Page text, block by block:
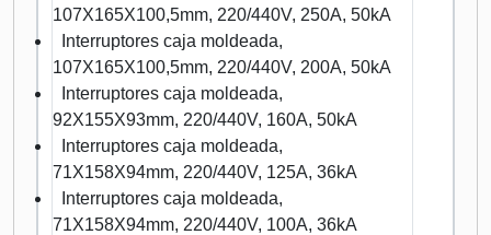
107X165X100,5mm, 220/440V, 250A, 50kA
Interruptores caja moldeada,
107X165X100,5mm, 220/440V, 200A, 50kA
Interruptores caja moldeada,
92X155X93mm, 220/440V, 160A, 50kA
Interruptores caja moldeada,
71X158X94mm, 220/440V, 125A, 36kA
Interruptores caja moldeada,
71X158X94mm, 220/440V, 100A, 36kA